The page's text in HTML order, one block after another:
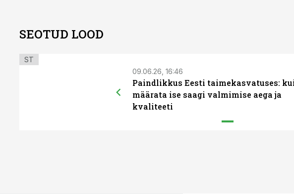
SEOTUD LOOD
ST
09.06.26, 16:46
Paindlikkus Eesti taimekasvatuses:
määrata ise saagi valmimise aega ja
kvaliteeti